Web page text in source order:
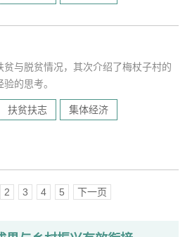
与脱贫情况，其次介绍了梅杖子村的
的思考。
扶贫扶志 集体经济
2 3 4 5 下一页